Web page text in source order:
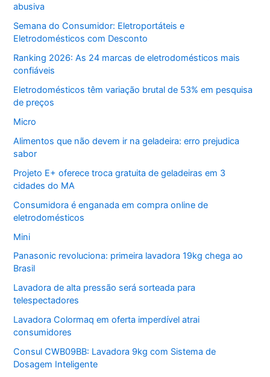
abusiva
Semana do Consumidor: Eletroportáteis e
Eletrodomésticos com Desconto
Ranking 2026: As 24 marcas de eletrodomésticos mais
confiáveis
Eletrodomésticos têm variação brutal de 53% em pesquisa
de preços
Micro
Alimentos que não devem ir na geladeira: erro prejudica
sabor
Projeto E+ oferece troca gratuita de geladeiras em 3
cidades do MA
Consumidora é enganada em compra online de
eletrodomésticos
Mini
Panasonic revoluciona: primeira lavadora 19kg chega ao
Brasil
Lavadora de alta pressão será sorteada para
telespectadores
Lavadora Colormaq em oferta imperdível atrai
consumidores
Consul CWB09BB: Lavadora 9kg com Sistema de
Dosagem Inteligente